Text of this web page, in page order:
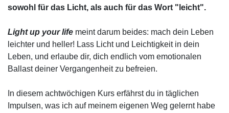
sowohl für das Licht, als auch für das Wort "leicht".
Light up your life meint darum beides: mach dein Leben
leichter und heller! Lass Licht und Leichtigkeit in dein
Leben, und erlaube dir, dich endlich vom emotionalen
Ballast deiner Vergangenheit zu befreien.
In diesem achtwöchigen Kurs erfährst du in täglichen
Impulsen, was ich auf meinem eigenen Weg gelernt habe